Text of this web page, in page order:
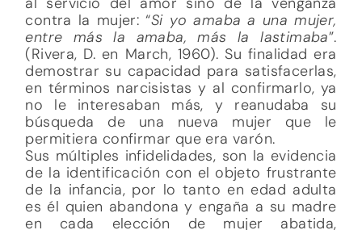
contra la mujer: “Si yo amaba a una mujer,
entre más la amaba, más la lastimaba”.
(Rivera, D. en March, 1960). Su finalidad era
demostrar su capacidad para satisfacerlas,
en términos narcisistas y al confirmarlo, ya
no le interesaban más, y reanudaba su
búsqueda de una nueva mujer que le
permitiera confirmar que era varón.
Sus múltiples infidelidades, son la evidencia
de la identificación con el objeto frustrante
de la infancia, por lo tanto en edad adulta
es él quien abandona y engaña a su madre
en cada elección de mujer abatida,